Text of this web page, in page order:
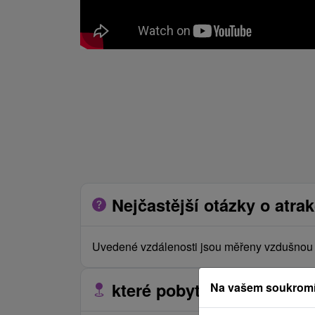
Nejčastější otázky o
Uvedené vzdálenosti jsou měřeny
které pobyty se nacházejí
Na vašem